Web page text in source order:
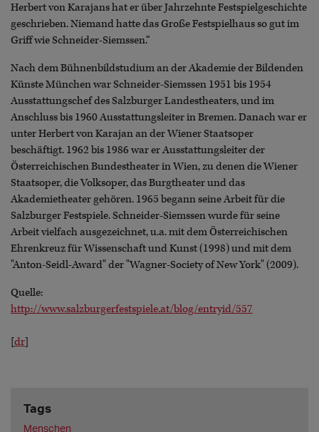
Herbert von Karajans hat er über Jahrzehnte Festspielgeschichte
geschrieben. Niemand hatte das Große Festspielhaus so gut im
Griff wie Schneider-Siemssen.“
Nach dem Bühnenbildstudium an der Akademie der Bildenden
Künste München war Schneider-Siemssen 1951 bis 1954
Ausstattungschef des Salzburger Landestheaters, und im
Anschluss bis 1960 Ausstattungsleiter in Bremen. Danach war er
unter Herbert von Karajan an der Wiener Staatsoper
beschäftigt. 1962 bis 1986 war er Ausstattungsleiter der
Österreichischen Bundestheater in Wien, zu denen die Wiener
Staatsoper, die Volksoper, das Burgtheater und das
Akademietheater gehören. 1965 begann seine Arbeit für die
Salzburger Festspiele. Schneider-Siemssen wurde für seine
Arbeit vielfach ausgezeichnet, u.a. mit dem Österreichischen
Ehrenkreuz für Wissenschaft und Kunst (1998) und mit dem
"Anton-Seidl-Award" der "Wagner-Society of New York" (2009).
Quelle:
http://www.salzburgerfestspiele.at/blog/entryid/557
[dr]
Tags
Menschen